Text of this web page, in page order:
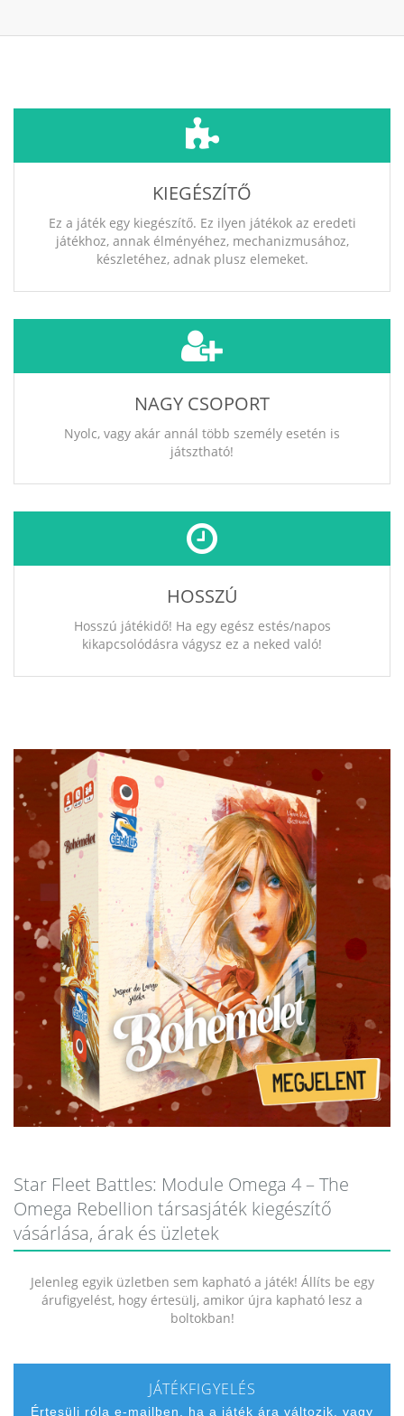
KIEGÉSZÍTŐ
Ez a játék egy kiegészítő. Ez ilyen játékok az eredeti
játékhoz, annak élményéhez, mechanizmusához,
készletéhez, adnak plusz elemeket.
NAGY CSOPORT
Nyolc, vagy akár annál több személy esetén is
játsztható!
HOSSZÚ
Hosszú játékidő! Ha egy egész estés/napos
kikapcsolódásra vágysz ez a neked való!
Star Fleet Battles: Module Omega 4 – The
Omega Rebellion társasjáték kiegészítő
vásárlása, árak és üzletek
Jelenleg egyik üzletben sem kapható a játék! Állíts be egy
árufigyelést, hogy értesülj, amikor újra kapható lesz a
boltokban!
JÁTÉKFIGYELÉS
Értesülj róla e-mailben, ha a játék ára változik, vagy